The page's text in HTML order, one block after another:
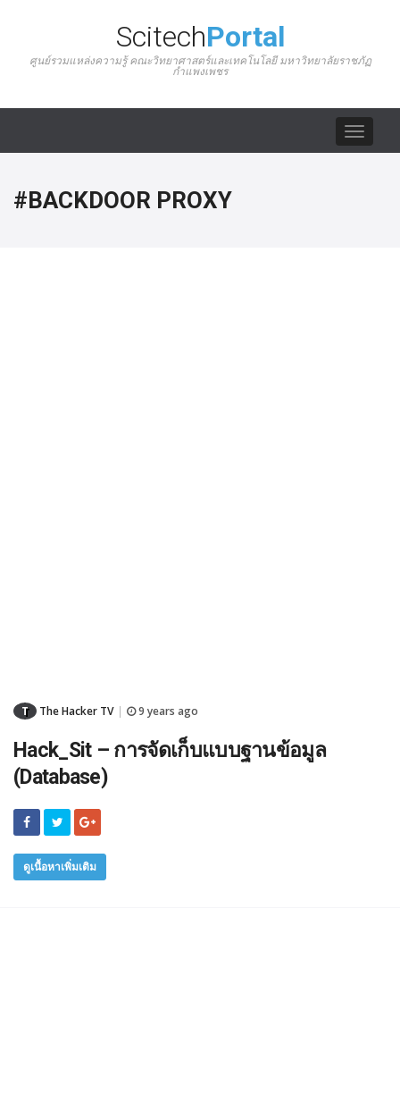
ScitechPortal
ศูนย์รวมแหล่งความรู้ คณะวิทยาศาสตร์และเทคโนโลยี มหาวิทยาลัยราชภัฏ
กำแพงเพชร
Toggle
#BACKDOOR PROXY
T The Hacker TV 9 years ago
Hack_Sit – การจัดเก็บแบบฐานข้อมูล
(Database)
ดูเนื้อหาเพิ่มเติม